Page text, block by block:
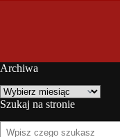
Archiwa
Archiwa
Szukaj na stronie